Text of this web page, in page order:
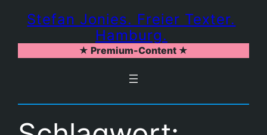
Inhalt
springen
Stefan Jonies. Freier Texter.
Hamburg.
★ Premium-Content ★